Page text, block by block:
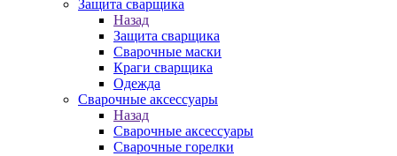
Защита сварщика
Назад
Защита сварщика
Сварочные маски
Краги сварщика
Одежда
Сварочные аксессуары
Назад
Сварочные аксессуары
Сварочные горелки